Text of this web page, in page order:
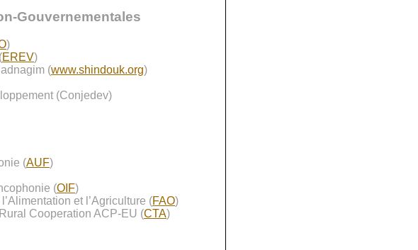
Gouvernementales
)
EREV)
(www.shindouk.org)
(Conjedev)
(AUF)
(OIF)
et l’Agriculture (FAO)
Cooperation ACP-EU (CTA)